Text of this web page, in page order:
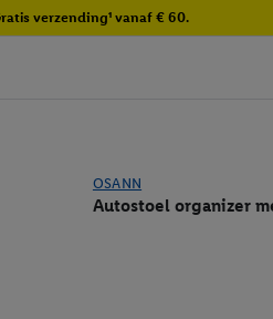
verzending¹ vanaf € 60.
OSANN
Autostoel organizer